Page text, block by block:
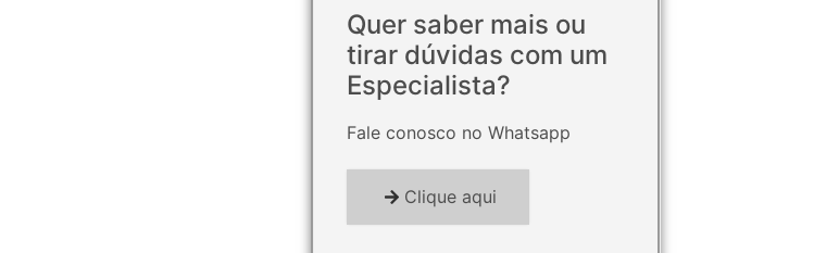
Quer saber mais ou
tirar dúvidas com um
Especialista?
Fale conosco no Whatsapp
Clique aqui